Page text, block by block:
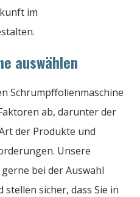
im
auswählen
Schrumpffolienmaschine
ab, darunter der
der Produkte und
Unsere
bei der Auswahl
sicher, dass Sie in